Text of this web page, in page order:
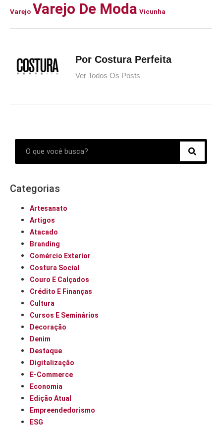
Varejo Varejo De Moda Vicunha
Por Costura Perfeita
Ver Todos Os Posts
Categorias
Artesanato
Artigos
Atacado
Branding
Comércio Exterior
Costura Social
Couro E Calçados
Crédito E Finanças
Cultura
Cursos E Seminários
Decoração
Denim
Destaque
Digitalização
E-Commerce
Economia
Edição Atual
Empreendedorismo
ESG